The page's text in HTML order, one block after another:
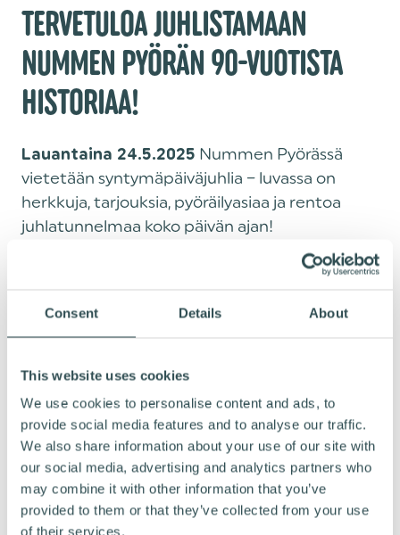
Consent Details About
This website uses cookies
We use cookies to personalise content and ads, to
provide social media features and to analyse our traffic.
We also share information about your use of our site with
our social media, advertising and analytics partners who
may combine it with other information that you’ve
provided to them or that they’ve collected from your use
of their services.
TERVETULOA JUHLISTAMAAN
NUMMEN PYÖRÄN 90-VUOTISTA
HISTORIAA!
Lauantaina 24.5.2025 Nummen Pyörässä
vietetään syntymäpäiväjuhlia – luvassa on
herkkuja, tarjouksia, pyöräilyasiaa ja rentoa
juhlatunnelmaa koko päivän ajan!
keskustelemaan, miltä pyöräilyn tulevaisuus
vanhimpaan pyöräliikkeeseen – perinteitä
ja laatua jo vuodesta 1935!